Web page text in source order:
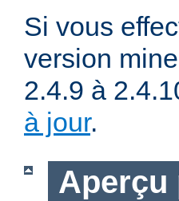
Si vous
version
2.4.9 à
à jour.
Aperçu